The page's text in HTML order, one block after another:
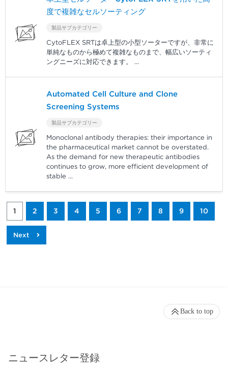
度で複雑なセルソーティング
製品サブカテゴリー
CytoFLEX SRTは卓上型の小型ソーターですが、非常に
単純なものから極めて複雑なものまで、幅広いソーティ
ングニーズに対応できます。 ...
Automated Cell Culture and Clone
Screening Systems​
製品サブカテゴリー
Monoclonal antibody therapies: their importance in
the pharmaceutical market cannot be overstated.
As the demand for new therapeutic antibodies
continues to grow, more efficient development of
stable ...
1 2 3 4 5 6 7 8 9 10
ニュースレター登録
Back to top